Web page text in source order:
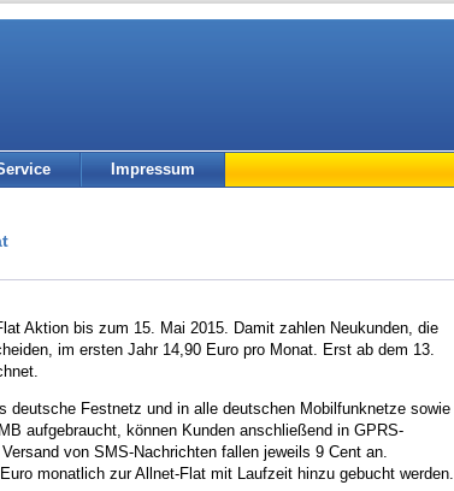
Impressum
Aktion bis zum 15. Mai 2015. Damit zahlen Neukunden, die
im ersten Jahr 14,90 Euro pro Monat. Erst ab dem 13.
deutsche Festnetz und in alle deutschen Mobilfunknetze sowie
aufgebraucht, können Kunden anschließend in GPRS-
von SMS-Nachrichten fallen jeweils 9 Cent an.
monatlich zur Allnet-Flat mit Laufzeit hinzu gebucht werden.